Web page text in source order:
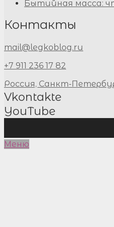
Бытийная масса:
Контакты
mail@legkoblog.ru
+7 911 236 17 82
Россия, Санкт-
Vkontakte
YouTube
Меню